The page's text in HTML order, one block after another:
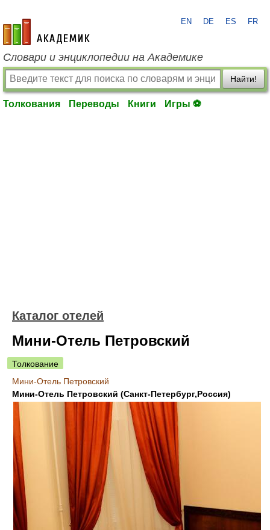
academic.ru
EN DE ES FR
Словари и энциклопедии на Академике
Найти!
Толкования Переводы Книги Игры ⚽
Каталог отелей
Мини-Отель Петровский
Толкование
Мини-Отель Петровский
Мини-Отель Петровский (Санкт-Петербург,Россия)